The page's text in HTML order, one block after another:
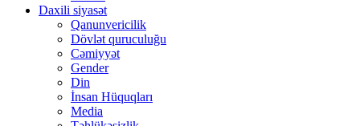
Daxili siyasət
Qanunvericilik
Dövlət quruculuğu
Cəmiyyət
Gender
Din
İnsan Hüquqları
Media